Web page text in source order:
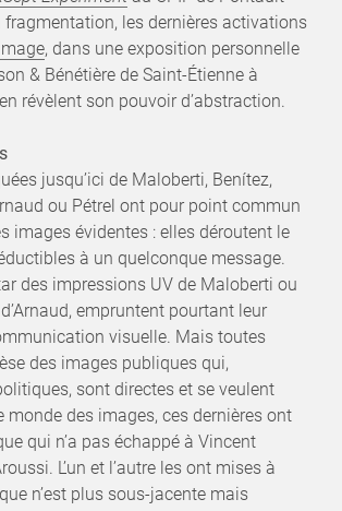
fragmentation, les dernières activations
, dans une exposition personnelle
& Bénétière de Saint-Étienne à
révèlent son pouvoir d’abstraction.
jusqu’ici de Maloberti, Benítez,
ou Pétrel ont pour point commun
images évidentes : elles déroutent le
à un quelconque message.
des impressions UV de Maloberti ou
empruntent pourtant leur
visuelle. Mais toutes
des images publiques qui,
sont directes et se veulent
monde des images, ces dernières ont
qui n’a pas échappé à Vincent
L’un et l’autre les ont mises à
n’est plus sous-jacente mais